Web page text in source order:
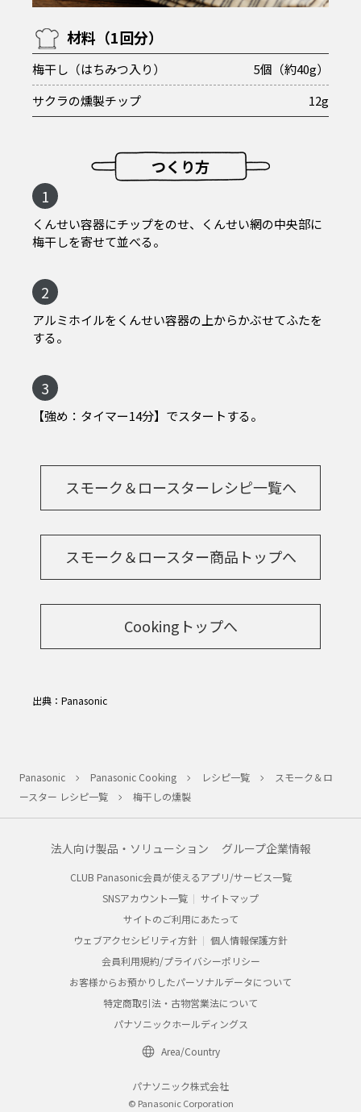
材料（1回分）
梅干し（はちみつ入り）
5個（約40g）
サクラの燻製チップ
12g
つくり方
1
くんせい容器にチップをのせ、くんせい網の中央部に
梅干しを寄せて並べる。
2
アルミホイルをくんせい容器の上からかぶせてふたを
する。
3
【強め：タイマー14分】でスタートする。
スモーク＆ロースターレシピ一覧へ
スモーク＆ロースター商品トップへ
Cookingトップへ
出典：Panasonic
Panasonic Panasonic Cooking レシピ一覧
スモーク＆ロ
ースター レシピ一覧
梅干しの燻製
法人向け製品・ソリューション グループ企業情報
CLUB Panasonic会員が使えるアプリ/サービス一覧
SNSアカウント一覧
サイトマップ
サイトのご利用にあたって
ウェブアクセシビリティ方針
個人情報保護方針
会員利用規約/プライバシーポリシー
お客様からお預かりしたパーソナルデータについて
特定商取引法・古物営業法について
パナソニックホールディングス
Area/Country
パナソニック株式会社
© Panasonic Corporation